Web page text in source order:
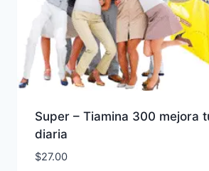
Super – Tiamina 300 mejora
diaria
$27.00